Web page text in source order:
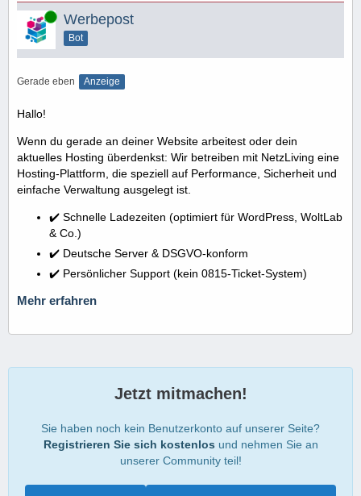
Online Werbepost
Bot
Gerade eben Anzeige
Hallo!
Wenn du gerade an deiner Website arbeitest oder dein
aktuelles Hosting überdenkst: Wir betreiben mit NetzLiving eine
Hosting-Plattform, die speziell auf Performance, Sicherheit und
einfache Verwaltung ausgelegt ist.
✔️ Schnelle Ladezeiten (optimiert für WordPress, WoltLab
& Co.)
✔️ Deutsche Server & DSGVO-konform
✔️ Persönlicher Support (kein 0815-Ticket-System)
Mehr erfahren
Jetzt mitmachen!
Sie haben noch kein Benutzerkonto auf unserer Seite?
Registrieren Sie sich kostenlos und nehmen Sie an
unserer Community teil!